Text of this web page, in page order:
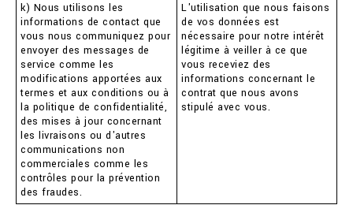
k) Nous utilisons les
informations de contact que
vous nous communiquez pour
envoyer des messages de
service comme les
modifications apportées aux
termes et aux conditions ou à
la politique de confidentialité,
des mises à jour concernant
les livraisons ou d'autres
communications non
commerciales comme les
contrôles pour la prévention
des fraudes.
L'utilisation que nous faisons
de vos données est
nécessaire pour notre intérêt
légitime à veiller à ce que
vous receviez des
informations concernant le
contrat que nous avons
stipulé avec vous.